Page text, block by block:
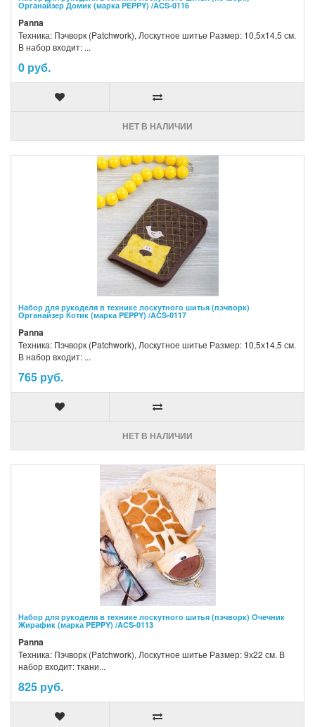
Органайзер Домик (марка PEPPY) /ACS-0116
Panna
Техника: Пэчворк (Patchwork), Лоскутное шитье Размер: 10,5х14,5 см.
В набор входит: ...
0 руб.
НЕТ В НАЛИЧИИ
Набор для рукоделя в технике лоскутного шитья (пэчворк)
Органайзер Котик (марка PEPPY) /ACS-0117
Panna
Техника: Пэчворк (Patchwork), Лоскутное шитье Размер: 10,5х14,5 см.
В набор входит: ...
765 руб.
НЕТ В НАЛИЧИИ
Набор для рукоделя в технике лоскутного шитья (пэчворк) Очечник
Жирафик (марка PEPPY) /ACS-0113
Panna
Техника: Пэчворк (Patchwork), Лоскутное шитье Размер: 9х22 см. В
набор входит: ткани...
825 руб.